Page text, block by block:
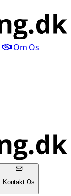
Om Os
Kontakt Os